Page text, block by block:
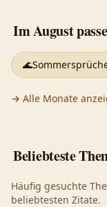
Im August
🌊
→ Alle Monate
Beliebteste
Häufig gesuchte
beliebtesten Zitate.